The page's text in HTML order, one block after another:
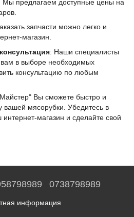
Мы предлагаем доступные цены на
запчасти можно легко и
магазин.
: Наши специалисты
вам в выборе необходимых
консультацию по любым
Вы сможете быстро и
вашей мясорубки. Убедитесь в
магазин и сделайте свой
0738798989
информация